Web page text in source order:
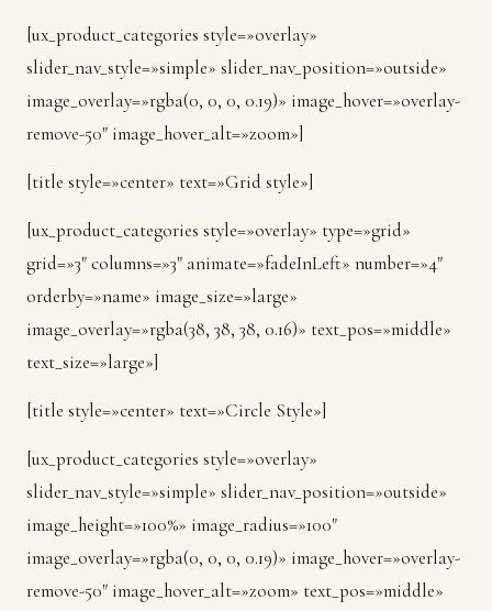
[ux_product_categories style=»overlay»
slider_nav_style=»simple» slider_nav_position=»outside»
image_overlay=»rgba(0, 0, 0, 0.19)» image_hover=»overlay-
remove-50″ image_hover_alt=»zoom»]
[title style=»center» text=»Grid style»]
[ux_product_categories style=»overlay» type=»grid»
grid=»3″ columns=»3″ animate=»fadeInLeft» number=»4″
orderby=»name» image_size=»large»
image_overlay=»rgba(38, 38, 38, 0.16)» text_pos=»middle»
text_size=»large»]
[title style=»center» text=»Circle Style»]
[ux_product_categories style=»overlay»
slider_nav_style=»simple» slider_nav_position=»outside»
image_height=»100%» image_radius=»100″
image_overlay=»rgba(0, 0, 0, 0.19)» image_hover=»overlay-
remove-50″ image_hover_alt=»zoom» text_pos=»middle»